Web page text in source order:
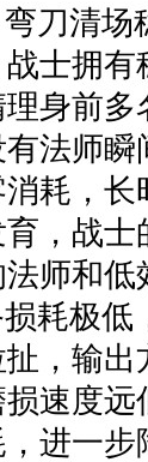
清场稳
战士拥
身前
法师
耗，
，战
师和低
极低，
，输
速度
进一